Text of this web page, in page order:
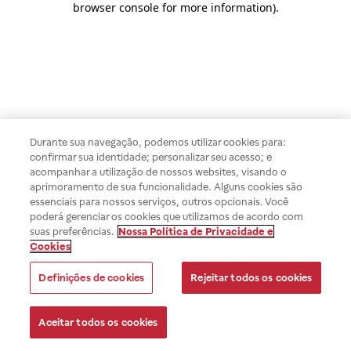
browser console for more information).
Durante sua navegação, podemos utilizar cookies para:
confirmar sua identidade; personalizar seu acesso; e
acompanhar a utilização de nossos websites, visando o
aprimoramento de sua funcionalidade. Alguns cookies são
essenciais para nossos serviços, outros opcionais. Você
poderá gerenciar os cookies que utilizamos de acordo com
suas preferências. Nossa Política de Privacidade e
Cookies
Definições de cookies Rejeitar todos os cookies
Aceitar todos os cookies